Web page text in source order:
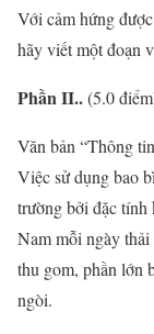
Với cảm hứng
hãy viết một đoạn
Phần II..(5.0
Văn bản “Thông
Việc sử dụng bao
trường bởi đặc
Nam mỗi ngày
thu gom, phần lớn
ngòi.